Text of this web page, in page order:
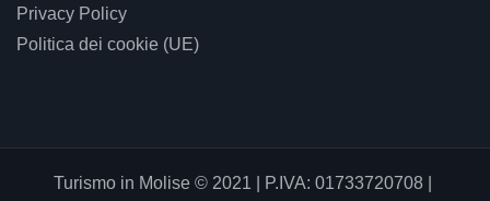
Privacy Policy
Politica dei cookie (UE)
Turismo in Molise © 2021 | P.IVA: 01733720708 |